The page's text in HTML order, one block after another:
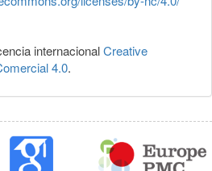
internacionalCreative
4.0.